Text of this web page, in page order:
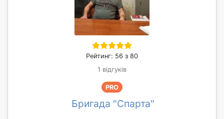
Рейтинг: 56 з 80
1 відгуків
PRO
Бригада "Спарта"